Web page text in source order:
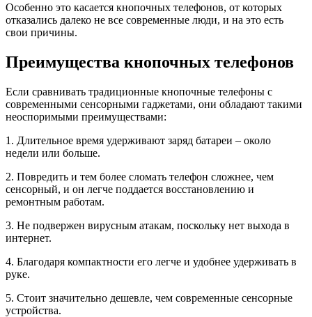
Особенно это касается кнопочных телефонов, от которых
отказались далеко не все современные люди, и на это есть
свои причины.
Преимущества кнопочных телефонов
Если сравнивать традиционные кнопочные телефоны с
современными сенсорными гаджетами, они обладают такими
неоспоримыми преимуществами:
1. Длительное время удерживают заряд батареи – около
недели или больше.
2. Повредить и тем более сломать телефон сложнее, чем
сенсорный, и он легче поддается восстановлению и
ремонтным работам.
3. Не подвержен вирусным атакам, поскольку нет выхода в
интернет.
4. Благодаря компактности его легче и удобнее удерживать в
руке.
5. Стоит значительно дешевле, чем современные сенсорные
устройства.